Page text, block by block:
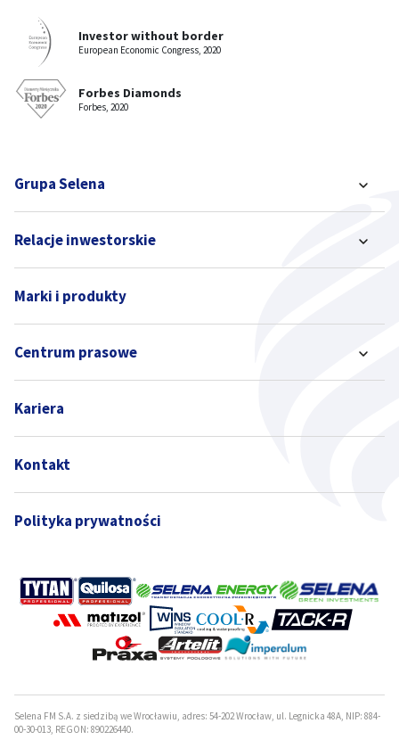
Investor without border
European Economic Congress, 2020
Forbes Diamonds
Forbes, 2020
Grupa Selena
Relacje inwestorskie
Marki i produkty
Centrum prasowe
Kariera
Kontakt
Polityka prywatności
Selena FM S.A. z siedzibą we Wrocławiu, adres: 54-202 Wrocław, ul. Legnicka 48A, NIP: 884-
00-30-013, REGON: 890226440.